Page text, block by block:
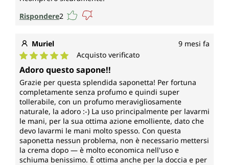
Rispondere2
Muriel 9 mesi fa
Valutazione media di 5 su 5 stelle
Acquisto verificato
Adoro questo sapone!!
Grazie per questa splendida saponetta! Per fortuna
completamente senza profumo e quindi super
tollerabile, con un profumo meravigliosamente
naturale, la adoro :-) La uso principalmente per lavarmi
le mani, per la sua ottima azione emolliente, dato che
devo lavarmi le mani molto spesso. Con questa
saponetta nessun problema, non è necessario mettersi
la crema dopo — è molto economica nell'uso e
schiuma benissimo. È ottima anche per la doccia e per